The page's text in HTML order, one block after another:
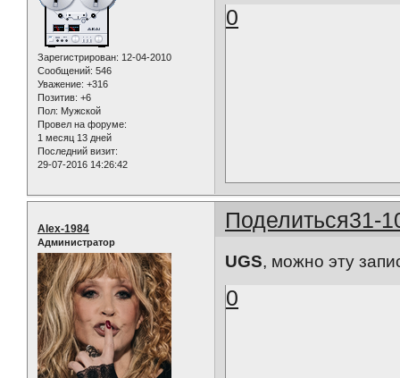
Зарегистрирован: 12-04-2010
Сообщений: 546
Уважение: +316
Позитив: +6
Пол: Мужской
Провел на форуме:
1 месяц 13 дней
Последний визит:
29-07-2016 14:26:42
0
Поделиться31-
Alex-1984
Администратор
UGS, можно эту
0